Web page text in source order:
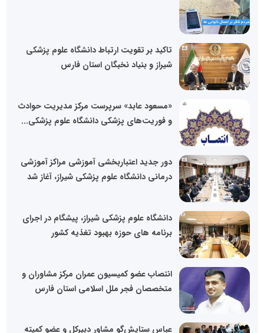
تاکید بر تقویت ارتباط دانشگاه علوم پزشکی
شیراز و بنیاد نخبگان استان فارس
«مسعود عابد» سرپرست مرکز مدیریت حوادث
و فوریت‌های پزشکی دانشگاه علوم پزشکی...
دور جدید اعتباربخشی آموزشی مراکز آموزشی
درمانی دانشگاه علوم پزشکی شیراز، آغاز شد
دانشگاه علوم پزشکی شیراز، پیشگام در اجرای
برنامه های حوزه بهبود تغذیه کشور
انتصاب عضو کمیسیون عمران مرکز مشاوران و
متخصصان فجر ملل اسلامی استان فارس
عباس ستایش‌گو مشاور دبیرکل و عضو کمیته